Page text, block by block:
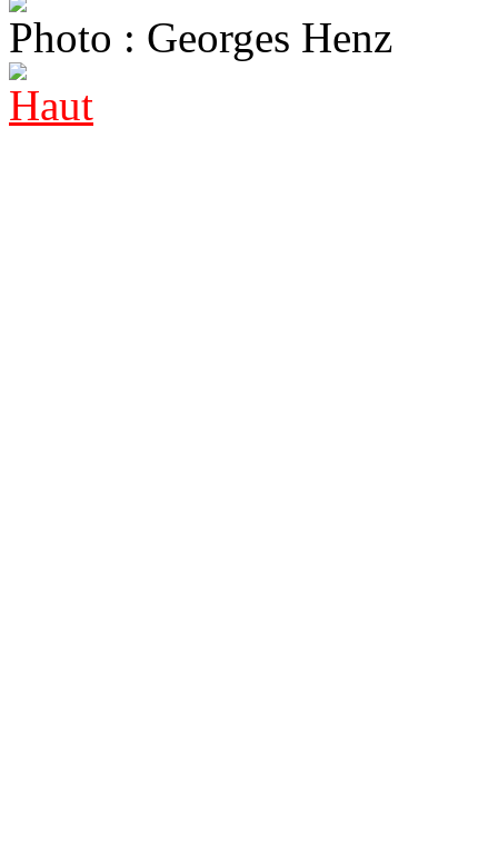
Photo : Georges Henz
Haut